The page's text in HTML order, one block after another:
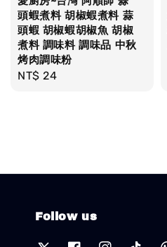
頭蝦煮料 胡椒蝦煮料 蒜
頭蝦 胡椒蝦胡椒魚 胡椒
煮料 調味料 調味品 中秋
烤肉調味粉
Regular
NT$ 24
Follow us